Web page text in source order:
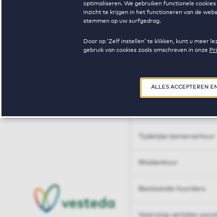
optimaliseren. We gebruiken functionele
inzicht te krijgen in het functioneren van de
stemmen op uw surfgedrag.
Door op ‘Zelf instellen’ te klikken, kunt u meer
gebruik van cookies zoals omschreven in onze
ALLES ACCEPTEREN
Huren op maat
Tijdelijke kamerverhuur
Middenhuur
Bestaande huurders
Voorrang verlaten